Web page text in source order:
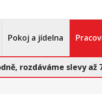
Pokoj a jídelna
rozdáváme slevy až